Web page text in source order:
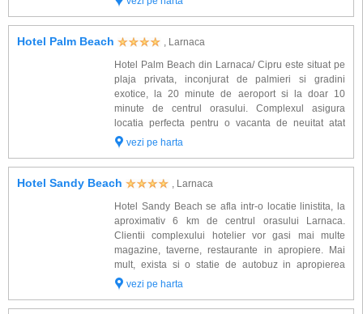
Hotel Palm Beach
, Larnaca
Hotel Palm Beach din Larnaca/ Cipru este situat pe
plaja privata, inconjurat de palmieri si gradini
exotice, la 20 minute de aeroport si la doar 10
minute de centrul orasului. Complexul asigura
locatia perfecta pentru o vacanta de neuitat atat
pentru relaxare cat si pentru bussines. Cele 228 de
vezi pe harta
Hotel Sandy Beach
, Larnaca
Hotel Sandy Beach se afla intr-o locatie linistita, la
aproximativ 6 km de centrul orasului Larnaca.
Clientii complexului hotelier vor gasi mai multe
magazine, taverne, restaurante in apropiere. Mai
mult, exista si o statie de autobuz in apropierea
hotelului. Descrierea hotelului 200 camere hol cu
vezi pe harta